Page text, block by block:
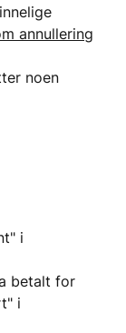
annullering
noen
i
betalt for
i